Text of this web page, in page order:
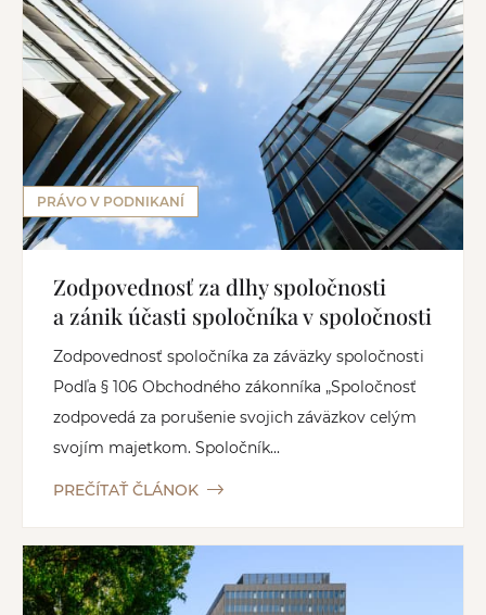
PRÁVO V PODNIKANÍ
Zodpovednosť za dlhy spoločnosti
a zánik účasti spoločníka v spoločnosti
Zodpovednosť spoločníka za záväzky spoločnosti
Podľa § 106 Obchodného zákonníka „Spoločnosť
zodpovedá za porušenie svojich záväzkov celým
svojím majetkom. Spoločník...
PREČÍTAŤ ČLÁNOK